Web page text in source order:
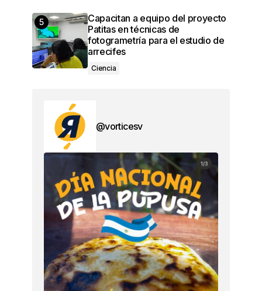
Capacitan a equipo del proyecto
Patitas en técnicas de
fotogrametría para el estudio de
arrecifes
Ciencia
@vorticesv